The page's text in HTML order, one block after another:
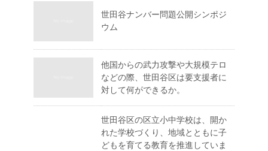
世田谷ナンバー問題公開シンポジ
ウム
他国からの武力攻撃や大規模テロ
などの際、世田谷区は要支援者に
対して何ができるか。
世田谷区の区立小中学校は、開か
れた学校づくり、地域とともに子
どもを育てる教育を推進していま